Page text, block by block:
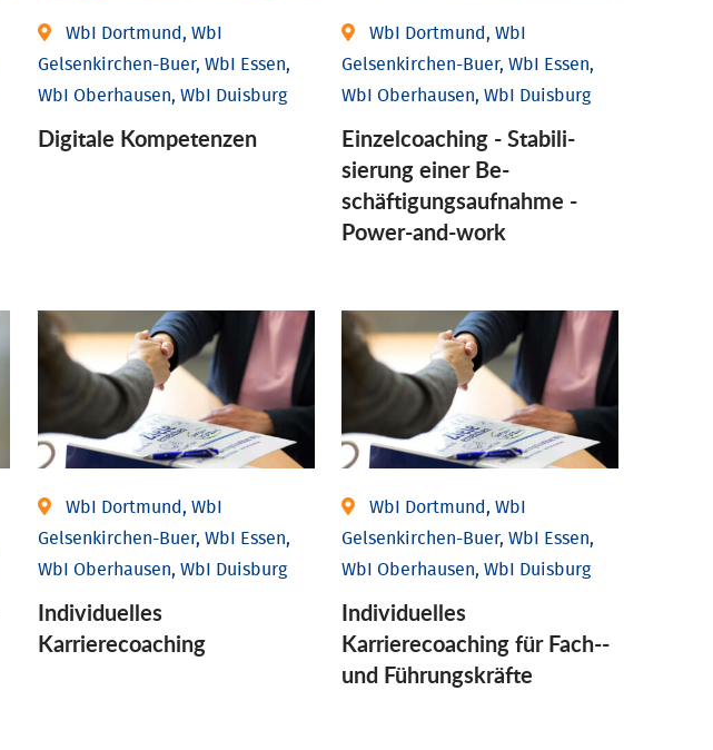
WbI Dortmund, WbI
Gelsenkirchen-Buer, WbI Essen,
WbI Oberhausen, WbI Duisburg
Digitale Kompetenzen
WbI Dortmund, WbI
Gelsenkirchen-Buer, WbI Essen,
WbI Oberhausen, WbI Duisburg
Einzel­coaching - Stabili­
sierung einer Be­
schäftigungs­aufnahme -
Power-and-work
WbI Dortmund, WbI
Gelsenkirchen-Buer, WbI Essen,
WbI Oberhausen, WbI Duisburg
Individu­elles
Karrierecoaching
WbI Dortmund, WbI
Gelsenkirchen-Buer, WbI Essen,
WbI Oberhausen, WbI Duisburg
Individu­elles
Karrierecoaching für Fach-­
und Führungs­kräfte